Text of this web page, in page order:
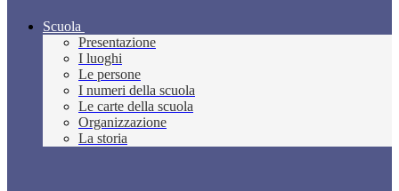
Scuola
Presentazione
I luoghi
Le persone
I numeri della scuola
Le carte della scuola
Organizzazione
La storia